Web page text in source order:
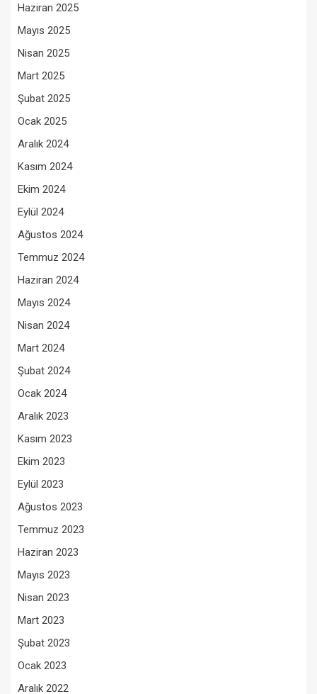
Haziran 2025
Mayıs 2025
Nisan 2025
Mart 2025
Şubat 2025
Ocak 2025
Aralık 2024
Kasım 2024
Ekim 2024
Eylül 2024
Ağustos 2024
Temmuz 2024
Haziran 2024
Mayıs 2024
Nisan 2024
Mart 2024
Şubat 2024
Ocak 2024
Aralık 2023
Kasım 2023
Ekim 2023
Eylül 2023
Ağustos 2023
Temmuz 2023
Haziran 2023
Mayıs 2023
Nisan 2023
Mart 2023
Şubat 2023
Ocak 2023
Aralık 2022